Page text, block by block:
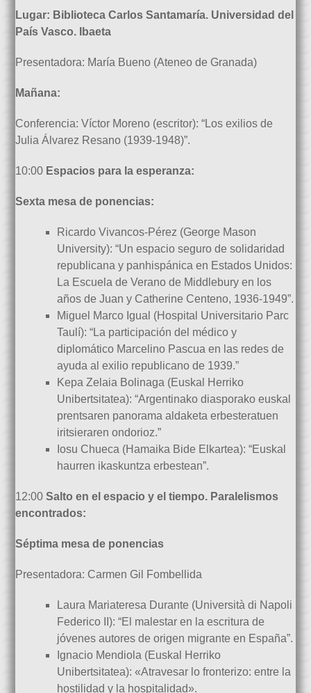
Lugar: Biblioteca Carlos Santamaría. Universidad del
País Vasco. Ibaeta
Presentadora: María Bueno (Ateneo de Granada)
Mañana:
Conferencia: Víctor Moreno (escritor): “Los exilios de
Julia Álvarez Resano (1939-1948)”.
10:00 Espacios para la esperanza:
Sexta mesa de ponencias:
Ricardo Vivancos-Pérez (George Mason
University): “Un espacio seguro de solidaridad
republicana y panhispánica en Estados Unidos:
La Escuela de Verano de Middlebury en los
años de Juan y Catherine Centeno, 1936-1949”.
Miguel Marco Igual (Hospital Universitario Parc
Taulí): “La participación del médico y
diplomático Marcelino Pascua en las redes de
ayuda al exilio republicano de 1939.”
Kepa Zelaia Bolinaga (Euskal Herriko
Unibertsitatea): “Argentinako diasporako euskal
prentsaren panorama aldaketa erbesteratuen
iritsieraren ondorioz.”
Iosu Chueca (Hamaika Bide Elkartea): “Euskal
haurren ikaskuntza erbestean”.
12:00 Salto en el espacio y el tiempo. Paralelismos
encontrados:
Séptima mesa de ponencias
Presentadora: Carmen Gil Fombellida
Laura Mariateresa Durante (Università di Napoli
Federico II): “El malestar en la escritura de
jóvenes autores de origen migrante en España”.
Ignacio Mendiola (Euskal Herriko
Unibertsitatea): «Atravesar lo fronterizo: entre la
hostilidad y la hospitalidad».